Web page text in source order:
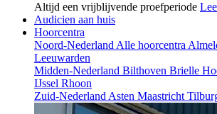
Altijd een vrijblijvende proefperiode
Audicien aan huis
Hoorcentra
Noord-NederlandAlle hoorcentra
Leeuwarden
Midden-Nederland Bilthoven Brielle
IJssel Rhoon
Zuid-NederlandAsten Maastricht